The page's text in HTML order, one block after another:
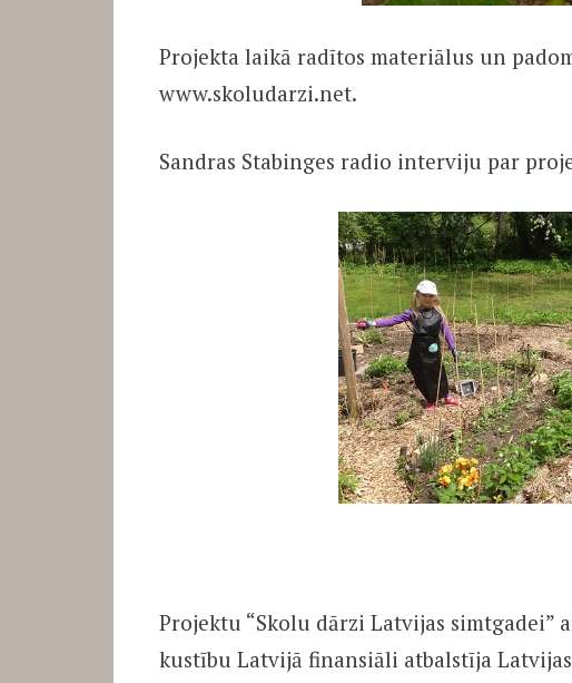
Projekta laikā radītos materiālus un
www.skoludarzi.net.
Sandras Stabinges radio interviju par
Projektu “Skolu dārzi Latvijas simtgadei”
kustību Latvijā finansiāli atbalstīja